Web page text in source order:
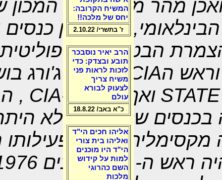
מהר מאוד הפך המכון
הוא ארגן כנסים
הבטחונית
וראש הCIA לשעבר ג'ורג
ואף ראש ה-CIA
,
של נתניהו לא
לנ"ל בפעילותו
ראש ה- CIA
המשיח הקרובה:
יחס של מלכה!!
ז' בתשרי/ 2.10.22
הרב יאיר נוסבכר
תובע ובצדק: כדי
לזכות לראות פני
משיח צריך
לצעוק לבורא
עולם
כ"א באב/ 18.8.22
אליהו חכים הי"ד
ואליהו בית צורי
הי"ד היו מוכנים
למות על קידוש
השם כהרוגי
מלכות